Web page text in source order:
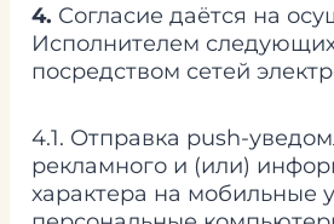
4. Согласие даётся на
Исполнителем
посредством сетей
4.1. Отправка push-
рекламного и (или)
характера на мобильные